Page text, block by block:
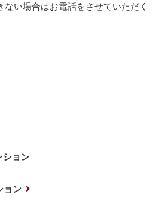
ない場合はお電話をさせていただく
ション
ョン